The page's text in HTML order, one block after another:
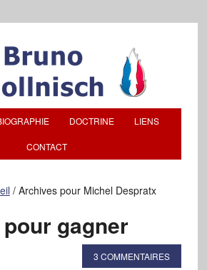
DOCTRINE LIENS
CONTACT
/Archives pour Michel Despratx
gagner
3 COMMENTAIRES